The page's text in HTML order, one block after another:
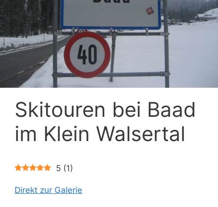
Skitouren bei Baad
im Klein Walsertal
5 (1)
Direkt zur Galerie